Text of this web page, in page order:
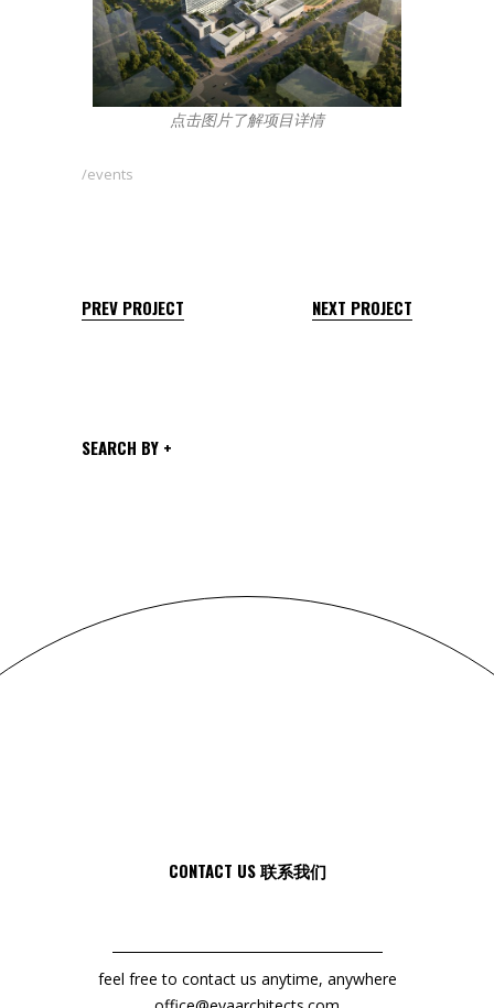
点击图片了解项目详情
events
PREV PROJECT NEXT PROJECT
SEARCH BY +
CONTACT US 联系我们
feel free to contact us anytime, anywhere